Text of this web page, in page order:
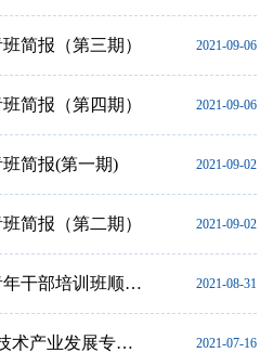
简报（第三期） 2021-09-06
简报（第四期） 2021-09-06
班简报(第一期) 2021-09-02
简报（第二期） 2021-09-02
上海市科技系统第5期中青年干部培训班顺利开班 2021-08-31
昌吉州自创区建设及高新技术产业发展专题培训班在我院成功举办 2021-07-16